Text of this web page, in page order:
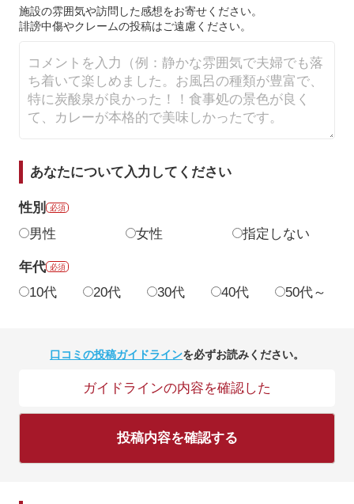
施設の雰囲気や訪問した感想をお寄せください。
誹謗中傷やクレームの投稿はご遠慮ください。
あなたについて入力してください
性別 必須
男性 女性 指定しない
年代 必須
10代 20代 30代 40代 50代～
口コミの投稿ガイドラインを必ずお読みください。
ガイドラインの内容を確認した
投稿内容を確認する